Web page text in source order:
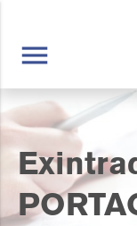
menu